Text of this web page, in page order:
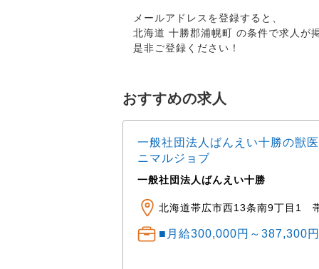
メールアドレスを登録すると、
北海道 十勝郡浦幌町 の条件で求人が
是非ご登録ください！
おすすめの求人
一般社団法人ばんえい十勝の獣
ニマルジョブ
一般社団法人ばんえい十勝
北海道帯広市西13条南9丁目1
■月給300,000円～387,300